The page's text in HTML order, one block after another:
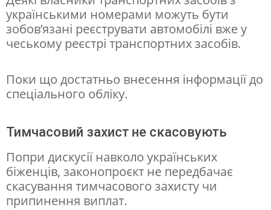
у
є
українськими номерами можуть бути
зобов’язані реєструвати автомобілі вже у
чеському реєстрі транспортних засобів.
Поки що достатньо внесення інформації до
спеціального обліку.
Тимчасовий захист не скасовують
Попри дискусії навколо українських
біженців, законопроєкт не передбачає
скасування тимчасового захисту чи
припинення виплат.